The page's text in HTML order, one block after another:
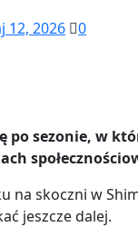
12, 2026 0
sezonie, w
na skoczni w
jeszcze dalej.